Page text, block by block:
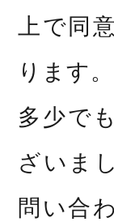
上で同
ります。
多少で
ざいま
問い合